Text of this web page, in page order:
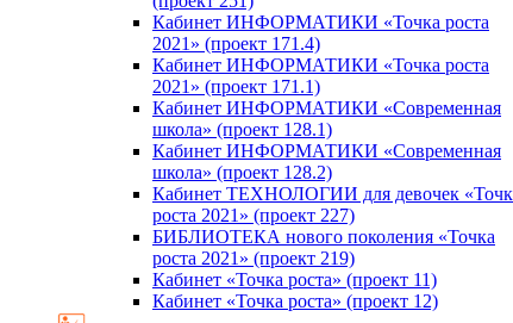
Кабинет ИНФОРМАТИКИ «Точка роста
2021» (проект 171.4)
Кабинет ИНФОРМАТИКИ «Точка роста
2021» (проект 171.1)
Кабинет ИНФОРМАТИКИ «Современная
школа» (проект 128.1)
Кабинет ИНФОРМАТИКИ «Современная
школа» (проект 128.2)
Кабинет ТЕХНОЛОГИИ для девочек
роста 2021» (проект 227)
БИБЛИОТЕКА нового поколения «Точка
роста 2021» (проект 219)
Кабинет «Точка роста» (проект 11)
Кабинет «Точка роста» (проект 12)